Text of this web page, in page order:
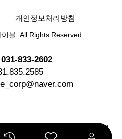
개인정보처리방침
블. All Rights Reserved
031-833-2602